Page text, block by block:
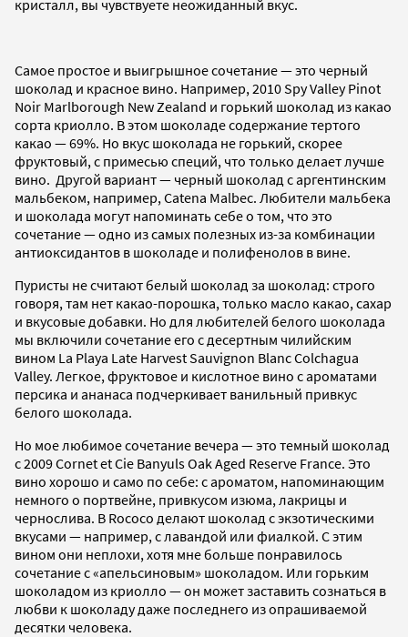
кристалл, вы чувствуете неожиданный вкус.
Самое простое и выигрышное сочетание — это черный
шоколад и красное вино. Например, 2010 Spy Valley Pinot
Noir Marlborough New Zealand и горький шоколад из какао
сорта криолло. В этом шоколаде содержание тертого
какао — 69%. Но вкус шоколада не горький, скорее
фруктовый, с примесью специй, что только делает лучше
вино. Другой вариант — черный шоколад с аргентинским
мальбеком, например, Catena Malbec. Любители мальбека
и шоколада могут напоминать себе о том, что это
сочетание — одно из самых полезных из-за комбинации
антиоксидантов в шоколаде и полифенолов в вине.
Пуристы не считают белый шоколад за шоколад: строго
говоря, там нет какао-порошка, только масло какао, сахар
и вкусовые добавки. Но для любителей белого шоколада
мы включили сочетание его с десертным чилийским
вином La Playa Late Harvest Sauvignon Blanc Colchagua
Valley. Легкое, фруктовое и кислотное вино с ароматами
персика и ананаса подчеркивает ванильный привкус
белого шоколада.
Но мое любимое сочетание вечера — это темный шоколад
с 2009 Cornet et Cie Banyuls Oak Aged Reserve France. Это
вино хорошо и само по себе: с ароматом, напоминающим
немного о портвейне, привкусом изюма, лакрицы и
чернослива. В Rococo делают шоколад с экзотическими
вкусами — например, с лавандой или фиалкой. С этим
вином они неплохи, хотя мне больше понравилось
сочетание с «апельсиновым» шоколадом. Или горьким
шоколадом из криолло — он может заставить сознаться в
любви к шоколаду даже последнего из опрашиваемой
десятки человека.